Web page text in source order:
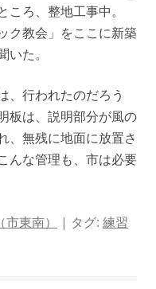
ろ、整地工事中。
ク教会」をここに新築
た。
、行われたのだろう
板は、説明部分が風の
、無残に地面に放置さ
んな管理も、市は必要
東南） | タグ: 練習